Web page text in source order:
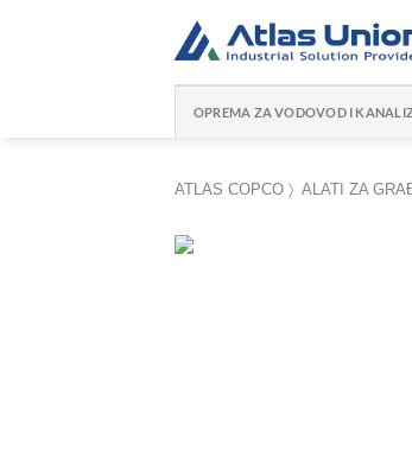
OPREMA ZA VODOVOD I
ATLAS COPCO 〉 ALATI ZA